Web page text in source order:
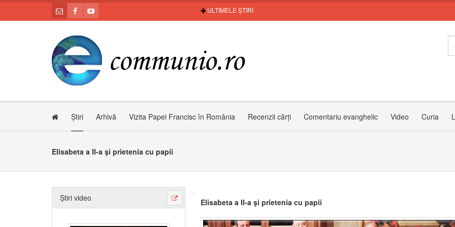
ULTIMELE ȘTIRI
Știri Arhivă Vizita Papei Francisc în România Recenzii cărți Comentariu evanghelic Video Curia
Elisabeta a II-a şi prietenia cu papii
Știri video Elisabeta a II-a şi prietenia cu papii